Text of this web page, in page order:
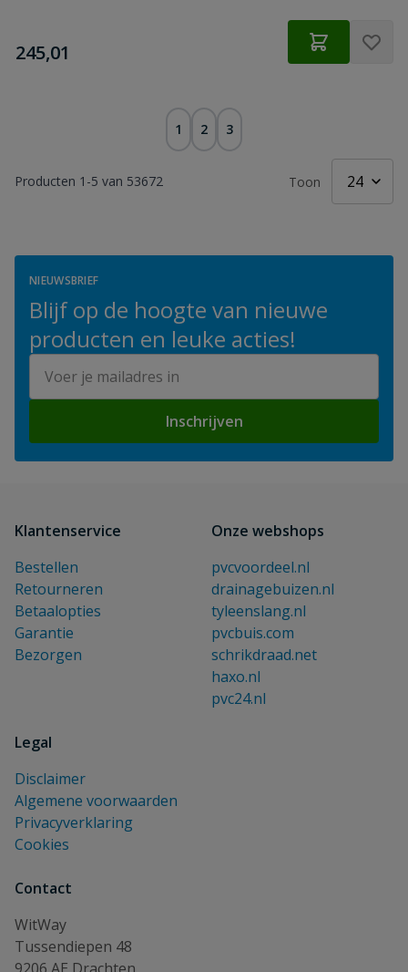
€
245,01
Producten 1 -5 van 53672
1 2 3
Toon
NIEUWSBRIEF
Blijf op de hoogte van nieuwe
producten en leuke acties!
Inschrijven
Klantenservice
Bestellen
Retourneren
Betaalopties
Garantie
Bezorgen
Onze webshops
pvcvoordeel.nl
drainagebuizen.nl
tyleenslang.nl
pvcbuis.com
schrikdraad.net
haxo.nl
pvc24.nl
Legal
Disclaimer
Algemene voorwaarden
Privacyverklaring
Cookies
Contact
WitWay
Tussendiepen 48